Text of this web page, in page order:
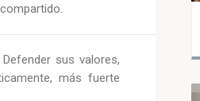
sus valores,
más fuerte